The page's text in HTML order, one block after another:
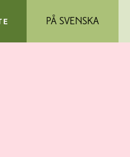
PÅ SVENSKA